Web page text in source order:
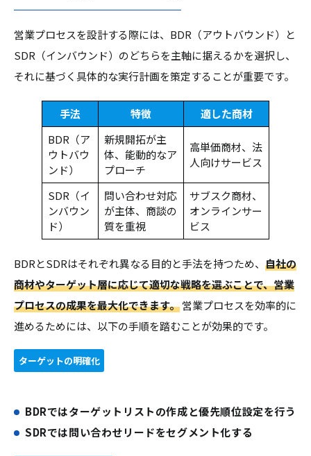
営業プロセスを設計する際には、BDR（アウトバウンド）と
SDR（インバウンド）のどちらを主軸に据えるかを選択し、
それに基づく具体的な実行計画を策定することが重要です。
手法 特徴
適した商材
BDR（ア
ウトバウ
ンド）
新規開拓が主
体、能動的なア
プローチ
高単価商材、法
人向けサービス
SDR（イ
ンバウン
ド）
問い合わせ対応
が主体、商談の
質を重視
サブスク商材、
オンラインサー
ビス
BDRとSDRはそれぞれ異なる目的と手法を持つため、 自社の
商材やターゲット層に応じて適切な戦略を選ぶことで、営業
プロセスの成果を最大化できます。営業プロセスを効率的に
進めるためには、以下の手順を踏むことが効果的です。
ターゲットの明確化
BDRではターゲットリストの作成と優先順位設定を行う
SDRでは問い合わせリードをセグメント化する